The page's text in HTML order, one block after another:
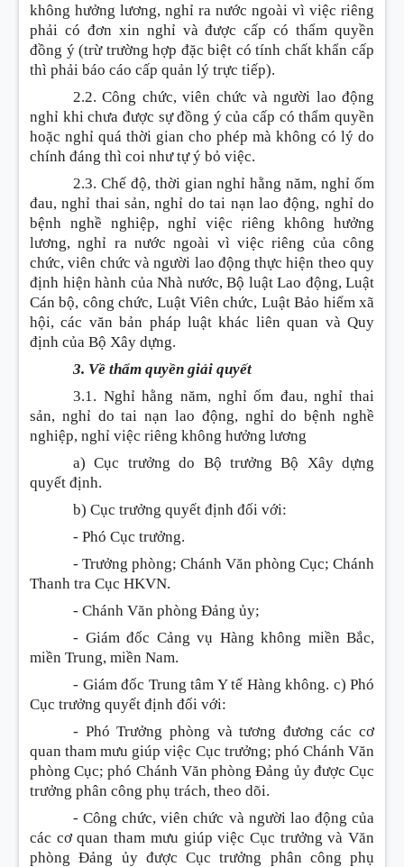
không hưởng lương, nghỉ ra nước ngoài vì việc riêng
phải có đơn xin nghỉ và được cấp có thẩm quyền
đồng ý (trừ trường hợp đặc biệt có tính chất khẩn cấp
thì phải báo cáo cấp quản lý trực tiếp).
2.2. Công chức, viên chức và người lao động
nghỉ khi chưa được sự đồng ý của cấp có thẩm quyền
hoặc nghỉ quá thời gian cho phép mà không có lý do
chính đáng thì coi như tự ý bỏ việc.
2.3. Chế độ, thời gian nghỉ hằng năm, nghỉ ốm
đau, nghỉ thai sản, nghỉ do tai nạn lao động, nghỉ do
bệnh nghề nghiệp, nghỉ việc riêng không hưởng
lương, nghỉ ra nước ngoài vì việc riêng của công
chức, viên chức và người lao động thực hiện theo quy
định hiện hành của Nhà nước, Bộ luật Lao động, Luật
Cán bộ, công chức, Luật Viên chức, Luật Bảo hiểm xã
hội, các văn bản pháp luật khác liên quan và Quy
định của Bộ Xây dựng.
3. Về thẩm quyền giải quyết
3.1. Nghỉ hằng năm, nghỉ ốm đau, nghỉ thai
sản, nghỉ do tai nạn lao động, nghỉ do bệnh nghề
nghiệp, nghỉ việc riêng không hưởng lương
a) Cục trưởng do Bộ trưởng Bộ Xây dựng
quyết định.
b) Cục trưởng quyết định đối với:
- Phó Cục trưởng.
- Trưởng phòng; Chánh Văn phòng Cục; Chánh
Thanh tra Cục HKVN.
- Chánh Văn phòng Đảng ủy;
- Giám đốc Cảng vụ Hàng không miền Bắc,
miền Trung, miền Nam.
- Giám đốc Trung tâm Y tế Hàng không. c) Phó
Cục trưởng quyết định đối với:
- Phó Trưởng phòng và tương đương các cơ
quan tham mưu giúp việc Cục trưởng; phó Chánh Văn
phòng Cục; phó Chánh Văn phòng Đảng ủy được Cục
trưởng phân công phụ trách, theo dõi.
- Công chức, viên chức và người lao động của
các cơ quan tham mưu giúp việc Cục trưởng và Văn
phòng Đảng ủy được Cục trưởng phân công phụ